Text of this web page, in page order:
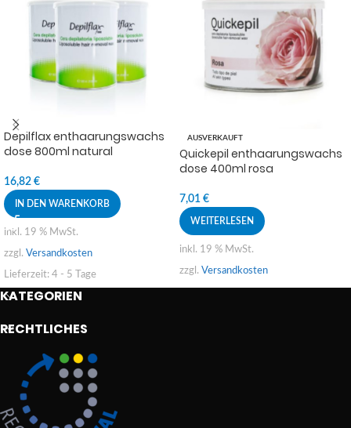
Depilflax enthaarungswachs
dose 800ml natural
16,82 €
IN DEN WARENKORB
inkl. 19 % MwSt.
zzgl. Versandkosten
Lieferzeit: 4 - 5 Tage
AUSVERKAUFT
Quickepil enthaarungswachs
dose 400ml rosa
7,01 €
WEITERLESEN
inkl. 19 % MwSt.
zzgl. Versandkosten
KATEGORIEN
RECHTLICHES